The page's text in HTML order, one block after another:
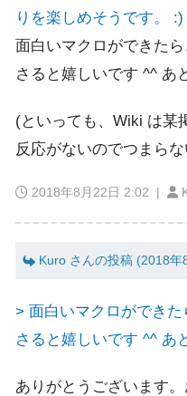
りを楽しめそうです。 :)
面白いマクロができた
さると嬉しいです ^^ あ
(といっても、Wiki は某
反応がないのでつまら
2018年8月22日 2:02 |
Kuro さんの投稿 (2018
> 面白いマクロができ
さると嬉しいです ^^ あ
ありがとうございます